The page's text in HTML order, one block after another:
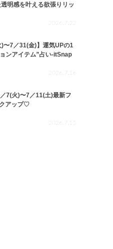
明感を叶える欲張りリッ
2026.7.22
)〜7／31(金)】運気UPの1
ンアイテム”占い-itSnap
2026.7.16
7(火)〜7／11(土)最新フ
アップ♡
2026.7.15